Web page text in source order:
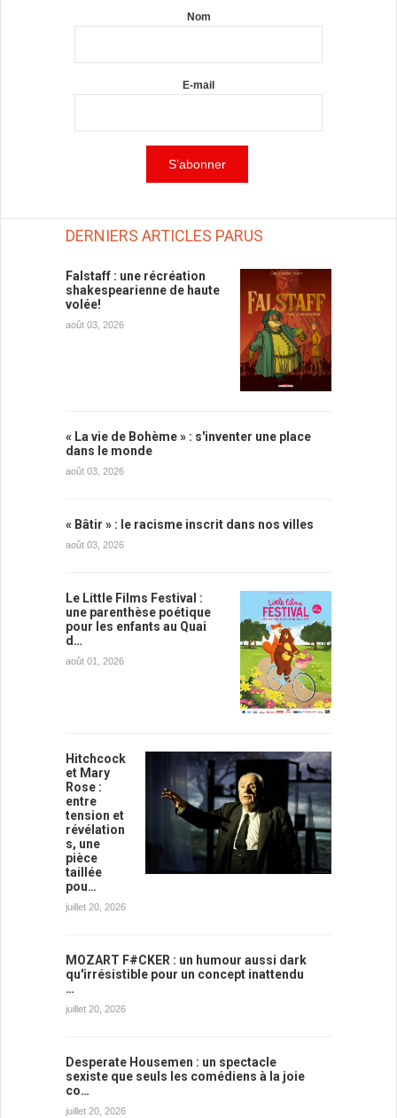
Nom
E-mail
DERNIERS ARTICLES PARUS
Falstaff : une récréation
shakespearienne de haute
volée!
août 03, 2026
« La vie de Bohème » : s'inventer une place
dans le monde
août 03, 2026
« Bâtir » : le racisme inscrit dans nos villes
août 03, 2026
Le Little Films Festival :
une parenthèse poétique
pour les enfants au Quai
d…
août 01, 2026
Hitchcock
et Mary
Rose :
entre
tension et
révélation
s, une
pièce
taillée
pou…
juillet 20, 2026
MOZART F#CKER : un humour aussi dark
qu'irrésistible pour un concept inattendu
…
juillet 20, 2026
Desperate Housemen : un spectacle
sexiste que seuls les comédiens à la joie
co…
juillet 20, 2026